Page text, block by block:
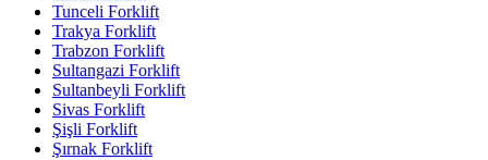
Tunceli Forklift
Trakya Forklift
Trabzon Forklift
Sultangazi Forklift
Sultanbeyli Forklift
Sivas Forklift
Şişli Forklift
Şırnak Forklift